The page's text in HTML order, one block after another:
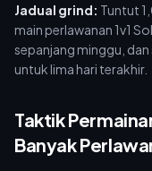
Jadual grind: Tuntut
main perlawanan 1v1
sepanjang minggu,
untuk lima hari terakhir.
Taktik
Banyak